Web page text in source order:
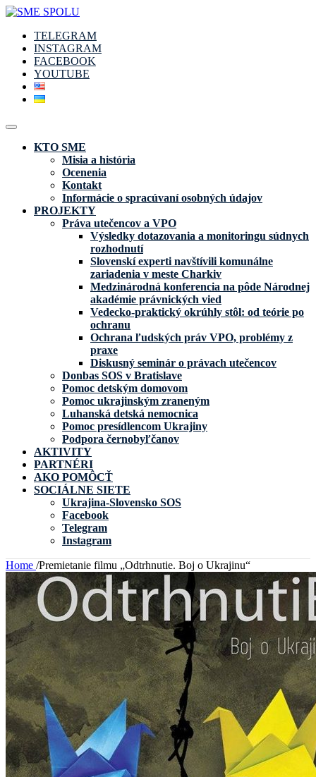
TELEGRAM
INSTAGRAM
FACEBOOK
YOUTUBE
KTO SME
Misia a história
Ocenenia
Kontakt
Informácie o spracúvaní osobných údajov
PROJEKTY
Práva utečencov a VPO
Výsledky dotazovania a monitoringu súdnych
rozhodnutí
Slovenskí experti navštívili komunálne
zariadenia v meste Charkiv
Medzinárodná konferencia na pôde Národnej
akadémie právnických vied
Vedecko-praktický okrúhly stôl: od teórie po
ochranu
Ochrana ľudských práv VPO, problémy z
praxe
Diskusný seminár o právach utečencov
Donbas SOS v Bratislave
Pomoc detským domovom
Pomoc ukrajinským zraneným
Luhanská detská nemocnica
Pomoc presídlencom Ukrajiny
Podpora černobyľčanov
AKTIVITY
PARTNÉRI
AKO POMÔCŤ
SOCIÁLNE SIETE
Ukrajina-Slovensko SOS
Facebook
Telegram
Instagram
Home /Premietanie filmu „Odtrhnutie. Boj o Ukrajinu“